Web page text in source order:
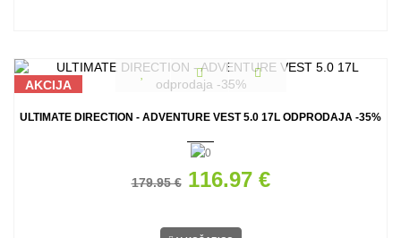
AKCIJA
ULTIMATE DIRECTION - ADVENTURE VEST 5.0 17L ODPRODAJA -35%
179.95 € 116.97 €